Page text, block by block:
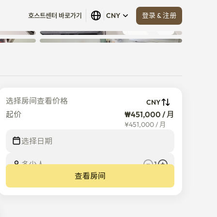
호스트센터 바로가기 CNY 登录 & 注册
查看全部 (8)
选择房间查看价格 CNY
起价 ₩451,000 / 月
¥451,000/ 月
选择日期
多少人
1
查看房间